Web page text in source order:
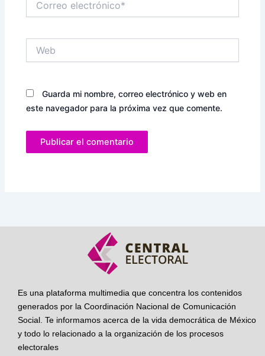
electrónico*
Guarda mi nombre, correo electrónico y web en
este navegador para la próxima vez que comente.
Es una plataforma multimedia que concentra los contenidos
generados por la Coordinación Nacional de Comunicación
Social. Te informamos acerca de la vida democrática de México
y todo lo relacionado a la organización de los procesos
electorales